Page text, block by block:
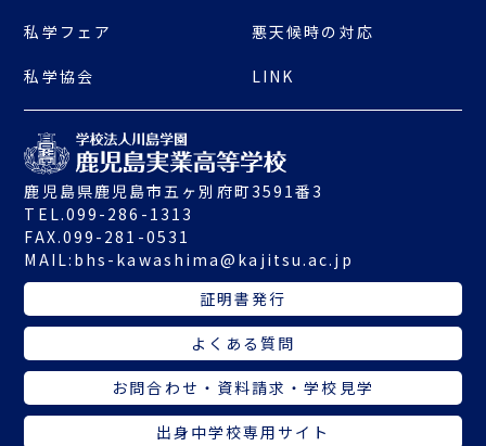
鹿児島県鹿児島市五ヶ別府町3591番3
TEL.099-286-1313
FAX.099-281-0531
MAIL: bhs-kawashima@kajitsu.ac.jp
証明書発行
よくある質問
お問合わせ・資料請求・学校見学
出身中学校専用サイト
私学フェア 悪天候時の対応
私学協会 LINK